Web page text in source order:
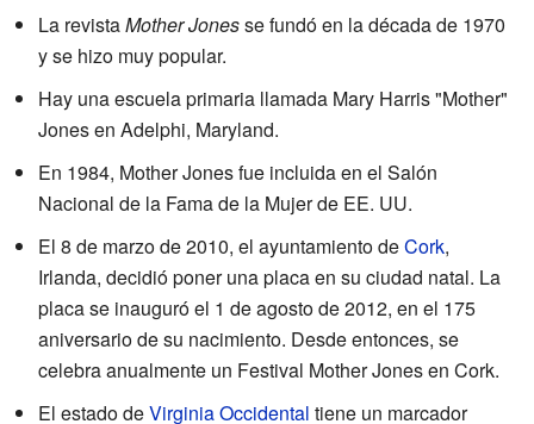
La revistaMother Jonesse fundó en la década de 1970
y se hizo muy popular.
Hay una escuela primaria llamada Mary Harris "Mother"
Jones en Adelphi, Maryland.
En 1984, Mother Jones fue incluida en el Salón
Nacional de la Fama de la Mujer de EE. UU.
El 8 de marzo de 2010, el ayuntamiento deCork,
Irlanda, decidió poner una placa en su ciudad natal. La
placa se inauguró el 1 de agosto de 2012, en el 175
aniversario de su nacimiento. Desde entonces, se
celebra anualmente un Festival Mother Jones en Cork.
El estado deVirginia Occidental tiene un marcador